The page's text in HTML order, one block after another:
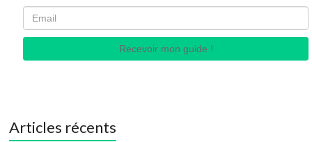
Recevoir mon guide !
Articles récents